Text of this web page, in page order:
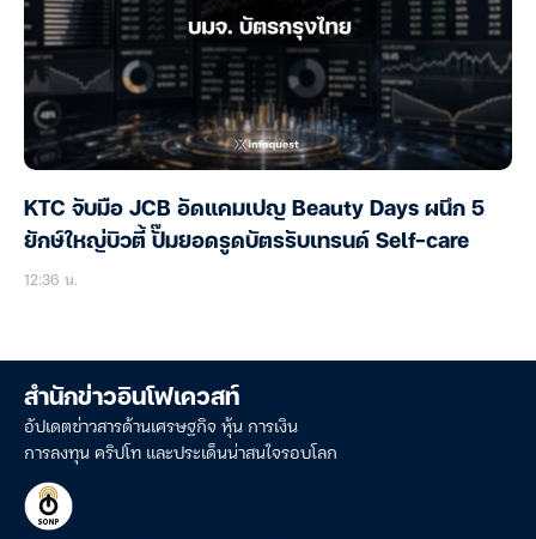
KTC จับมือ JCB อัดแคมเปญ Beauty Days ผนึก 5
ยักษ์ใหญ่บิวตี้ ปั๊มยอดรูดบัตรรับเทรนด์ Self-care
12:36 น.
สำนักข่าวอินโฟเควสท์
อัปเดตข่าวสารด้านเศรษฐกิจ หุ้น การเงิน
การลงทุน คริปโท และประเด็นน่าสนใจรอบโลก